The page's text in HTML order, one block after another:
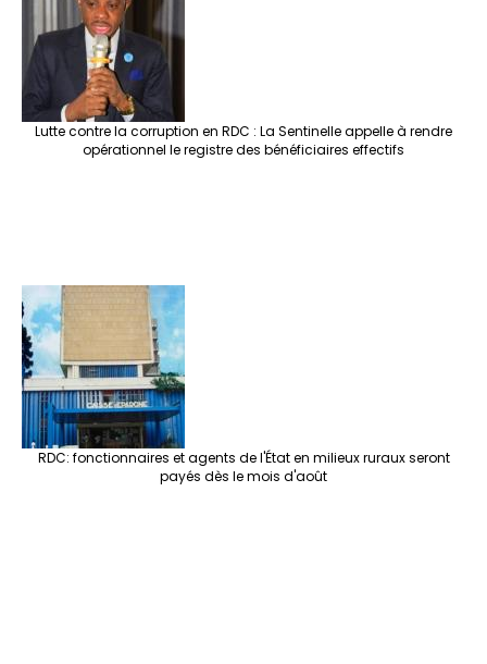
Lutte contre la corruption en RDC : La Sentinelle appelle à rendre
opérationnel le registre des bénéficiaires effectifs
RDC: fonctionnaires et agents de l'État en milieux ruraux seront
payés dès le mois d'août